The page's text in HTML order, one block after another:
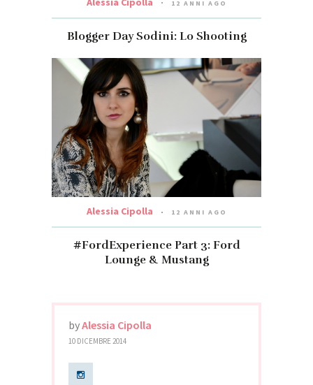
12 ANNI AGO
Blogger Day Sodini: Lo Shooting
Alessia Cipolla 12 ANNI AGO
#FordExperience Part 3: Ford
Lounge & Mustang
byAlessia Cipolla
10 DICEMBRE 2014